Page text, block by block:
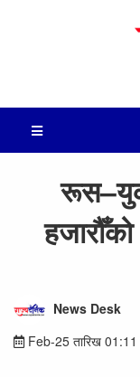
News Desk
Feb-25 तारिख